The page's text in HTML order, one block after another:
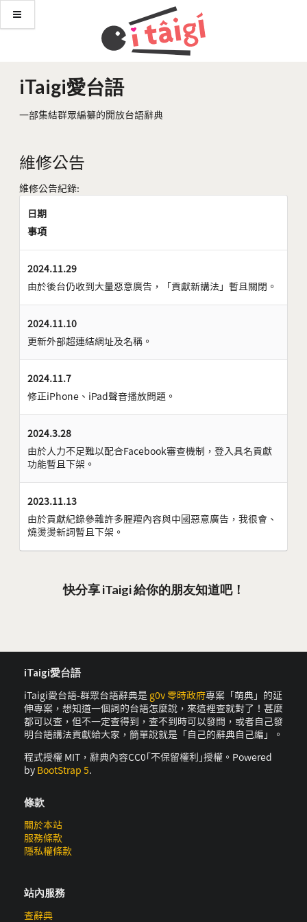
iTaigi愛台語
一部集結群眾編纂的開放台語辭典
維修公告
維修公告紀錄:
日期
事項
2024.11.29
由於後台仍收到大量惡意廣告，「貢獻新講法」暫且關閉。
2024.11.10
更新外部超連結網址及名稱。
2024.11.7
修正iPhone、iPad聲音播放問題。
2024.3.28
由於人力不足難以配合Facebook審查機制，登入具名貢獻
功能暫且下架。
2023.11.13
由於貢獻紀錄參雜許多腥羶內容與中國惡意廣告，我很會、
燒燙燙新詞暫且下架。
快分享 iTaigi 給你的朋友知道吧！
iTaigi愛台語
iTaigi愛台語-群眾台語辭典是 g0v 零時政府專案「萌典」的延
伸專案，想知道一個詞的台語怎麼說，來這裡查就對了！甚麼
都可以查，但不一定查得到，查不到時可以發問，或者自己發
明台語講法貢獻給大家，簡單說就是「自己的辭典自己編」。
程式授權 MIT，辭典內容CC0｢不保留權利｣授權。Powered
by BootStrap 5.
條款
關於本站
服務條款
隱私權條款
站內服務
查辭典